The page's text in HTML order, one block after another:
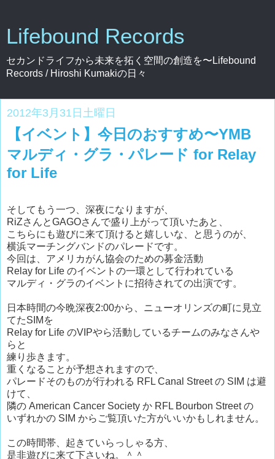
Lifebound Records
セカンドライフから未来を拓く空間の創造を〜Lifebound
Records / Hiroshi Kumakiの日々
2012年3月31日土曜日
【イベント】今日のおすすめ〜YMB
マルディ・グラ・パレード for Relay
for Life
そしてもう一つ、深夜になりますが、
RiZさんとGAGOさんで盛り上がって頂いたあと、
こちらにも遊びに来て頂けると嬉しいな、と思うのが、
横浜マーチングバンドのパレードです。
今回は、アメリカがん協会のための募金活動
Relay for Life のイベントの一環として行われている
マルディ・グラのイベントに招待されての出演です。
日本時間の今晩深夜2:00から、ニューオリンズの町に見立
てたSIMを
Relay for Life のVIPやら活動しているチームのみなさんや
らと
練り歩きます。
重くなることが予想されますので、
パレードそのものが行われる RFL Canal Street の SIM は避
けて、
隣の American Cancer Society か RFL Bourbon Street の
いずれかの SIM からご覧頂いた方がいいかもしれません。
この時間帯、起きていらっしゃる方、
是非遊びに来て下さいね。＾＾